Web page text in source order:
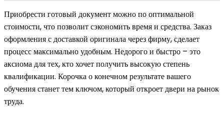
Приобрести готовый документ можно по оптимальной
стоимости, что позволит сэкономить время и средства. Заказ
оформления с доставкой оригинала через фирму, сделает
процесс максимально удобным. Недорого и быстро – это
аксиома для тех, кто хочет получить высокую степень
квалификации. Корочка о конечном результате вашего
обучения станет тем ключом, который откроет двери на рынок
труда.